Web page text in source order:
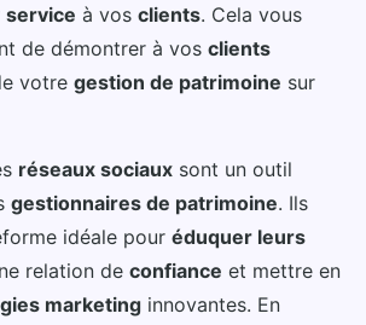
service à vos clients. Cela vous
de démontrer à vos clients
votre gestion de patrimoine sur
réseaux sociaux sont un outil
gestionnaires de patrimoine. Ils
idéale pour éduquer leurs
relation de confiance et mettre en
marketing innovantes. En